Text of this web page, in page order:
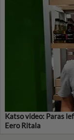
Katso video: Paras
Eero Ritala